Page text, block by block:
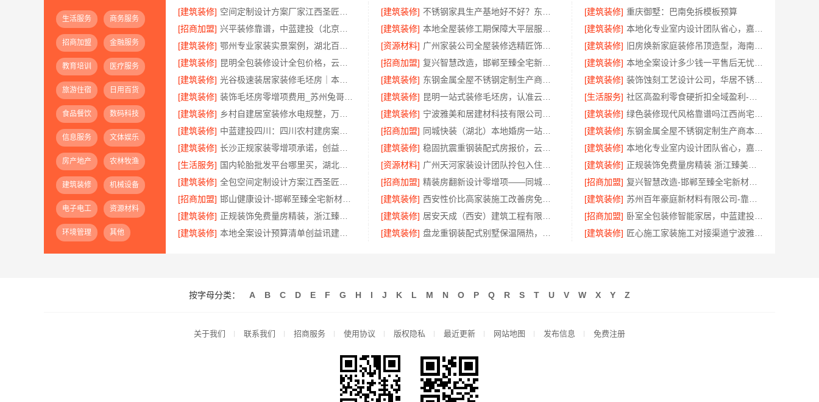
生活服务 商务服务
招商加盟 金融服务
教育培训 医疗服务
旅游住宿 日用百货
食品餐饮 数码科技
信息服务 文体娱乐
房产地产 农林牧渔
建筑装修 机械设备
电子电工 资源材料
环境管理 其他
[建筑装修]
[建筑装修] [建筑装修] 重庆御墅：巴南免拆模板预算
[招商加盟]
[建筑装修] [建筑装修]
[建筑装修]
[资源材料] [建筑装修]
旧房焕新家庭装修吊顶造型，海南万赢饰家新型建筑材料有限公司美学设计
[建筑装修]
[招商加盟] [建筑装修]
本地全案设计多少钱一平售后无忧湖南创益讯建筑有限公司
[建筑装修]
[建筑装修] [建筑装修]
装饰蚀刻工艺设计公司，华居不锈钢特色优
[建筑装修]
[建筑装修] [生活服务]
[建筑装修]
[建筑装修] [建筑装修]
[建筑装修]
[招商加盟] [建筑装修]
东钢金属全屋不锈钢定制生产商本地江苏东钢金属科技有限公司
[建筑装修]
[建筑装修] [建筑装修]
[生活服务]
[资源材料] [建筑装修]
正规装饰免费量房精装 浙江臻美新型建材有限公司
[建筑装修]
[招商加盟] [招商加盟]
复兴智慧改造-邯郸至臻全宅新材料有限公司模块化安装
[招商加盟]
[建筑装修] [建筑装修]
[建筑装修]
[建筑装修] [招商加盟]
卧室全包装修智能家居，中蓝建投武功分公司设计施工
[建筑装修]
[建筑装修] [建筑装修] 匠心施工家装施工对接渠道宁波雅美和居建材科技有限公司
按字母分类： A B C D E F G H I J K L M N O P Q R S T U V W X Y Z
关于我们 联系我们 招商服务 使用协议 版权隐私 最近更新 网站地图 发布信息 免费注册